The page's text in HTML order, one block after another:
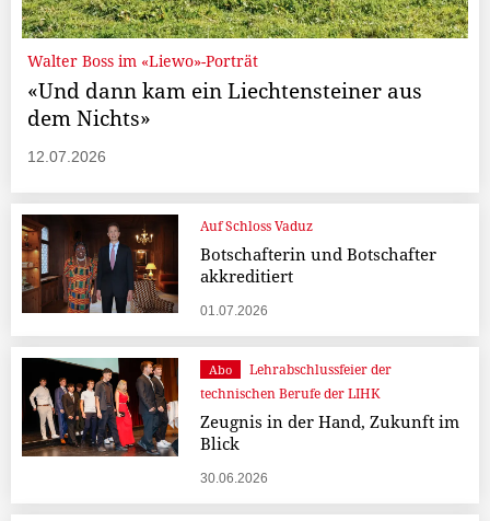
Walter Boss im «Liewo»-Porträt
«Und dann kam ein Liechtensteiner aus
dem Nichts»
12.07.2026
Auf Schloss Vaduz
Botschafterin und Botschafter
akkreditiert
01.07.2026
Abo
Lehrabschlussfeier der
technischen Berufe der LIHK
Zeugnis in der Hand, Zukunft im
Blick
30.06.2026